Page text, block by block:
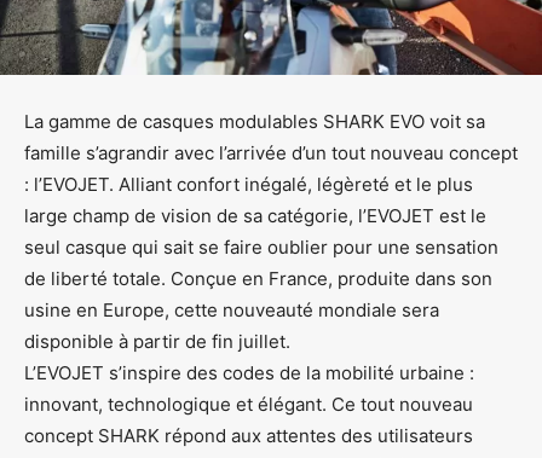
La gamme de casques modulables SHARK EVO voit sa
famille s’agrandir avec l’arrivée d’un tout nouveau concept
: l’EVOJET. Alliant confort inégalé, légèreté et le plus
large champ de vision de sa catégorie, l’EVOJET est le
seul casque qui sait se faire oublier pour une sensation
de liberté totale. Conçue en France, produite dans son
usine en Europe, cette nouveauté mondiale sera
disponible à partir de fin juillet.
L’EVOJET s’inspire des codes de la mobilité urbaine :
innovant, technologique et élégant. Ce tout nouveau
concept SHARK répond aux attentes des utilisateurs